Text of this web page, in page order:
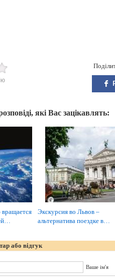
які Вас зацікавлять:
вращается
Экскурсия во Львов –
альтернатива поездке в…
або відгук
Ваше ім'я